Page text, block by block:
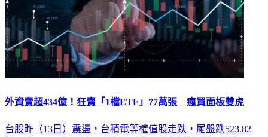
外資賣超434億！狂賣「1檔ETF」77萬張 瘋買面板雙虎
台股昨（13日）震盪，台積電等權值股走跌，尾盤跌523.82